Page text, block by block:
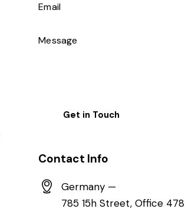
Contact Info
Germany —
785 15h Street, Office 478